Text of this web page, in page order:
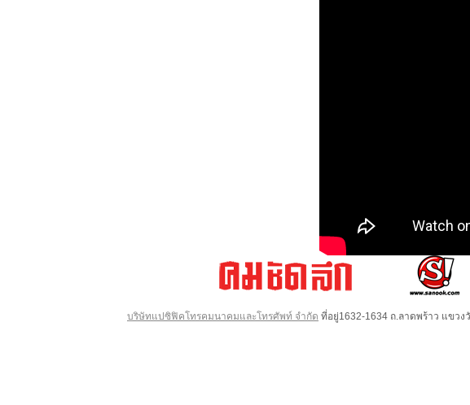
บริษัทแปซิฟิคโทรคมนาคมและโทรศัพท์ จำกัด ที่อยู่1632-1634 ถ.ลาดพร้าว แขวง